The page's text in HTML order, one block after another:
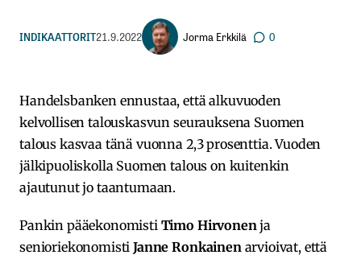
INDIKAATTORIT21.9.2022 Jorma Erkkilä 0
Handelsbanken ennustaa, että alkuvuoden
kelvollisen talouskasvun seurauksena Suomen
talous kasvaa tänä vuonna 2,3 prosenttia. Vuoden
jälkipuoliskolla Suomen talous on kuitenkin
ajautunut jo taantumaan.
Pankin pääekonomisti Timo Hirvonen ja
senioriekonomistiJanne Ronkainen arvioivat, että